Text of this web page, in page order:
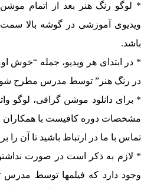
* لوگو رنگ هنر بعد از اتمام موشن
ویدیوی آموزشی در گوشه بالا
باشد.
* در ابتدای هر ویدیو، جمله “خوش
در رنگ هنر” توسط مدرس مطرح
* برای دانلود موشن گرافی، لوگو
مشخصات دوره کافیست با همکاران
تماس با ما در ارتباط باشید تا آن را
* لازم به ذکر است در صورت
وجود دارد که فیلمها توسط مدرس